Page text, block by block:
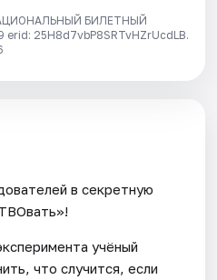
БИЛЕТНЫЙ
25H8d7vbP8SRTvHZrUcdLB.
в секретную
учёный
что случится, если